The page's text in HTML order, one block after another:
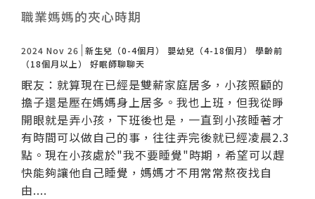
職業媽媽的夾心時期
2024 Nov 26 新生兒（0-4個月） 嬰幼兒（4-18個月）
學齡前
（18個月以上）
好眠師聊聊天
眠友：就算現在已經是雙薪家庭居多，小孩照顧的
擔子還是壓在媽媽身上居多。我也上班，但我從睜
開眼就是弄小孩，下班後也是，一直到小孩睡著才
有時間可以做自己的事，往往弄完後就已經凌晨2.3
點。現在小孩處於"我不要睡覺"時期，希望可以趕
快能夠讓他自己睡覺，媽媽才不用常常熬夜找自
由....